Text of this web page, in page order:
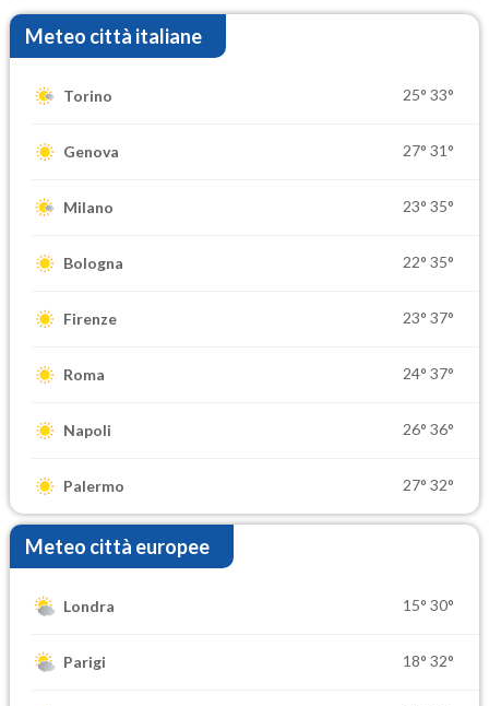
Meteo città italiane
Torino 25° 33°
Genova 27° 31°
Milano 23° 35°
Bologna 22° 35°
Firenze 23° 37°
Roma 24° 37°
Napoli 26° 36°
Palermo 27° 32°
Meteo città europee
Londra 15° 30°
Parigi 18° 32°